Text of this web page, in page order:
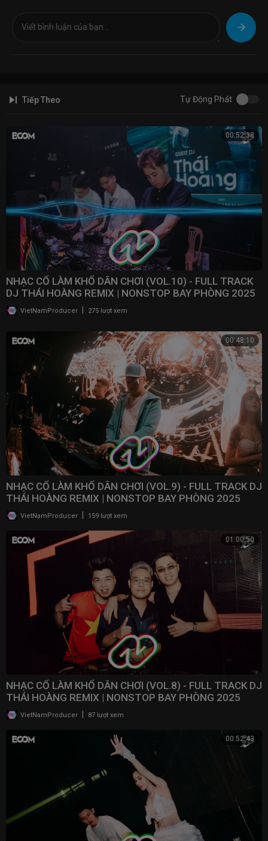
✘ Nhớ Đăng Ký Kênh NONSTOP VN Để Nghe Những Bản Nonstop
Vinahouse 2021, Nonstop 2021, Nhạc Sàn 2019, Nhạc Sàn 2020, DJ
Tiếp Theo Tự Động Phát
00:52:38
NHẠC CỔ LÀM KHỔ DÂN CHƠI (VOL.10) - FULL TRACK
DJ THÁI HOÀNG REMIX | NONSTOP BAY PHÒNG 2025
VietNamProducer 275 lượt xem
00:48:10
NHẠC CỔ LÀM KHỔ DÂN CHƠI (VOL.9) - FULL TRACK DJ
THÁI HOÀNG REMIX | NONSTOP BAY PHÒNG 2025
VietNamProducer 159 lượt xem
01:00:50
NHẠC CỔ LÀM KHỔ DÂN CHƠI (VOL.8) - FULL TRACK DJ
THÁI HOÀNG REMIX | NONSTOP BAY PHÒNG 2025
VietNamProducer 87 lượt xem
00:52:43